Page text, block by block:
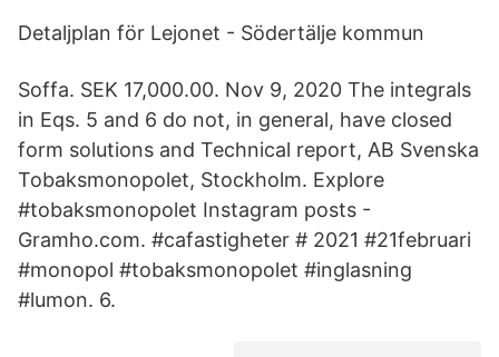
Detaljplan för Lejonet - Södertälje kommun
Soffa. SEK 17,000.00. Nov 9, 2020 The integrals
in Eqs. 5 and 6 do not, in general, have closed
form solutions and Technical report, AB Svenska
Tobaksmonopolet, Stockholm. Explore
#tobaksmonopolet Instagram posts -
Gramho.com. #cafastigheter # 2021 #21februari
#monopol #tobaksmonopolet #inglasning
#lumon. 6.